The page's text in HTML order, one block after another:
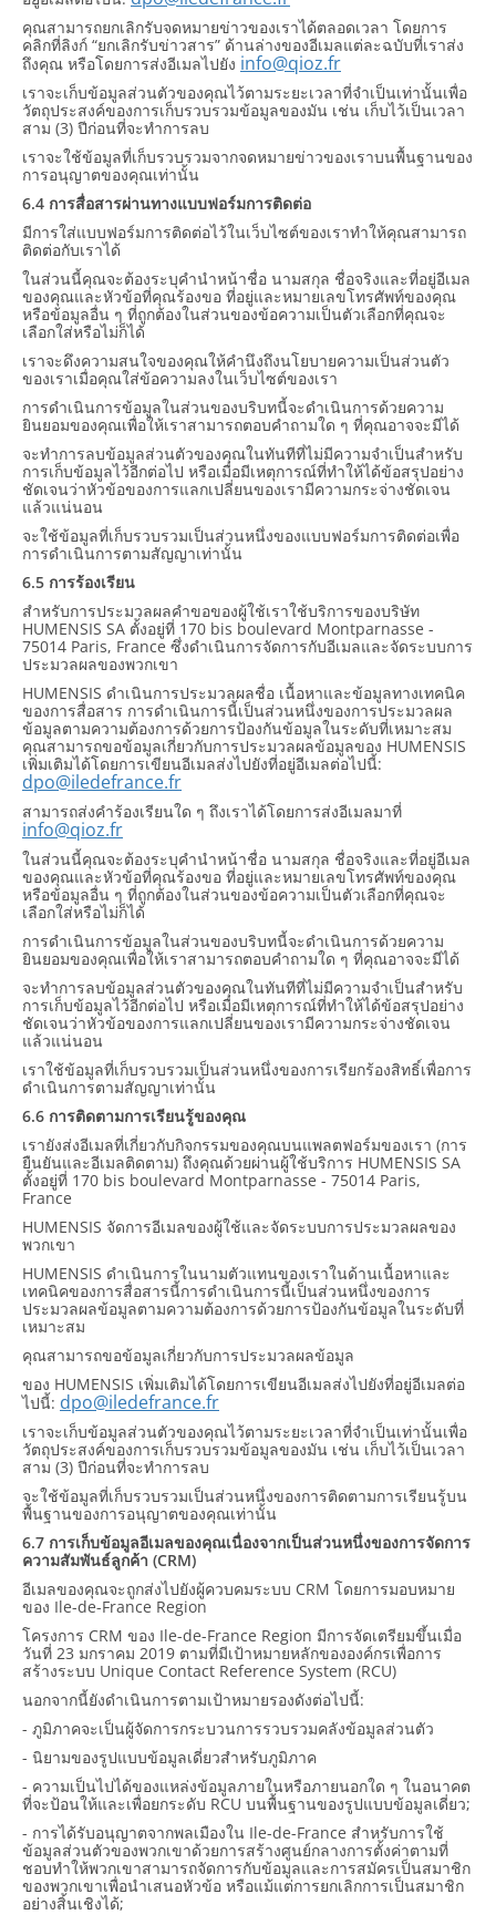
คุณสามารถยกเลิกรับจดหมายข่าวของเราได้ตลอดเวลา โดยการ
คลิกที่ลิงก์ “ยกเลิกรับข่าวสาร” ด้านล่างของอีเมลแต่ละฉบับที่เราส่ง
ถึงคุณ หรือโดยการส่งอีเมลไปยัง info@qioz.fr
เราจะเก็บข้อมูลส่วนตัวของคุณไว้ตามระยะเวลาที่จำเป็นเท่านั้นเพื่อ
วัตถุประสงค์ของการเก็บรวบรวมข้อมูลของมัน เช่น เก็บไว้เป็นเวลา
สาม (3) ปีก่อนที่จะทำการลบ
เราจะใช้ข้อมูลที่เก็บรวบรวมจากจดหมายข่าวของเราบนพื้นฐานของ
การอนุญาตของคุณเท่านั้น
6.4 การสื่อสารผ่านทางแบบฟอร์มการติดต่อ
มีการใส่แบบฟอร์มการติดต่อไว้ในเว็บไซต์ของเราทำให้คุณสามารถ
ติดต่อกับเราได้
ในส่วนนี้คุณจะต้องระบุคำนำหน้าชื่อ นามสกุล ชื่อจริงและที่อยู่อีเมล
ของคุณและหัวข้อที่คุณร้องขอ ที่อยู่และหมายเลขโทรศัพท์ของคุณ
หรือข้อมูลอื่น ๆ ที่ถูกต้องในส่วนของข้อความเป็นตัวเลือกที่คุณจะ
เลือกใส่หรือไม่ก็ได้
เราจะดึงความสนใจของคุณให้คำนึงถึงนโยบายความเป็นส่วนตัว
ของเราเมื่อคุณใส่ข้อความลงในเว็บไซต์ของเรา
การดำเนินการข้อมูลในส่วนของบริบทนี้จะดำเนินการด้วยความ
ยินยอมของคุณเพื่อให้เราสามารถตอบคำถามใด ๆ ที่คุณอาจจะมีได้
จะทำการลบข้อมูลส่วนตัวของคุณในทันทีที่ไม่มีความจำเป็นสำหรับ
การเก็บข้อมูลไว้อีกต่อไป หรือเมื่อมีเหตุการณ์ที่ทำให้ได้ข้อสรุปอย่าง
ชัดเจนว่าหัวข้อของการแลกเปลี่ยนของเรามีความกระจ่างชัดเจน
แล้วแน่นอน
จะใช้ข้อมูลที่เก็บรวบรวมเป็นส่วนหนึ่งของแบบฟอร์มการติดต่อเพื่อ
การดำเนินการตามสัญญาเท่านั้น
6.5 การร้องเรียน
สำหรับการประมวลผลคำขอของผู้ใช้เราใช้บริการของบริษัท
HUMENSIS SA ตั้งอยู่ที่ 170 bis boulevard Montparnasse -
75014 Paris, France ซึ่งดำเนินการจัดการกับอีเมลและจัดระบบการ
ประมวลผลของพวกเขา
HUMENSIS ดำเนินการประมวลผลชื่อ เนื้อหาและข้อมูลทางเทคนิค
ของการสื่อสาร การดำเนินการนี้เป็นส่วนหนึ่งของการประมวลผล
ข้อมูลตามความต้องการด้วยการป้องกันข้อมูลในระดับที่เหมาะสม
คุณสามารถขอข้อมูลเกี่ยวกับการประมวลผลข้อมูลของ HUMENSIS
เพิ่มเติมได้โดยการเขียนอีเมลส่งไปยังที่อยู่อีเมลต่อไปนี้:
dpo@iledefrance.fr
สามารถส่งคำร้องเรียนใด ๆ ถึงเราได้โดยการส่งอีเมลมาที่
info@qioz.fr
ในส่วนนี้คุณจะต้องระบุคำนำหน้าชื่อ นามสกุล ชื่อจริงและที่อยู่อีเมล
ของคุณและหัวข้อที่คุณร้องขอ ที่อยู่และหมายเลขโทรศัพท์ของคุณ
หรือข้อมูลอื่น ๆ ที่ถูกต้องในส่วนของข้อความเป็นตัวเลือกที่คุณจะ
เลือกใส่หรือไม่ก็ได้
การดำเนินการข้อมูลในส่วนของบริบทนี้จะดำเนินการด้วยความ
ยินยอมของคุณเพื่อให้เราสามารถตอบคำถามใด ๆ ที่คุณอาจจะมีได้
จะทำการลบข้อมูลส่วนตัวของคุณในทันทีที่ไม่มีความจำเป็นสำหรับ
การเก็บข้อมูลไว้อีกต่อไป หรือเมื่อมีเหตุการณ์ที่ทำให้ได้ข้อสรุปอย่าง
ชัดเจนว่าหัวข้อของการแลกเปลี่ยนของเรามีความกระจ่างชัดเจน
แล้วแน่นอน
เราใช้ข้อมูลที่เก็บรวบรวมเป็นส่วนหนึ่งของการเรียกร้องสิทธิ์เพื่อการ
ดำเนินการตามสัญญาเท่านั้น
6.6 การติดตามการเรียนรู้ของคุณ
เรายังส่งอีเมลที่เกี่ยวกับกิจกรรมของคุณบนแพลตฟอร์มของเรา (การ
ยืนยันและอีเมลติดตาม) ถึงคุณด้วยผ่านผู้ใช้บริการ HUMENSIS SA
ตั้งอยู่ที่ 170 bis boulevard Montparnasse - 75014 Paris,
France
HUMENSIS จัดการอีเมลของผู้ใช้และจัดระบบการประมวลผลของ
พวกเขา
HUMENSIS ดำเนินการในนามตัวแทนของเราในด้านเนื้อหาและ
เทคนิคของการสื่อสารนี้การดำเนินการนี้เป็นส่วนหนึ่งของการ
ประมวลผลข้อมูลตามความต้องการด้วยการป้องกันข้อมูลในระดับที่
เหมาะสม
คุณสามารถขอข้อมูลเกี่ยวกับการประมวลผลข้อมูล
ของ HUMENSIS เพิ่มเติมได้โดยการเขียนอีเมลส่งไปยังที่อยู่อีเมลต่อ
ไปนี้: dpo@iledefrance.fr
เราจะเก็บข้อมูลส่วนตัวของคุณไว้ตามระยะเวลาที่จำเป็นเท่านั้นเพื่อ
วัตถุประสงค์ของการเก็บรวบรวมข้อมูลของมัน เช่น เก็บไว้เป็นเวลา
สาม (3) ปีก่อนที่จะทำการลบ
จะใช้ข้อมูลที่เก็บรวบรวมเป็นส่วนหนึ่งของการติดตามการเรียนรู้บน
พื้นฐานของการอนุญาตของคุณเท่านั้น
6.7 การเก็บข้อมูลอีเมลของคุณเนื่องจากเป็นส่วนหนึ่งของการจัดการ
ความสัมพันธ์ลูกค้า (CRM)
อีเมลของคุณจะถูกส่งไปยังผู้ควบคมระบบ CRM โดยการมอบหมาย
ของ Ile-de-France Region
โครงการ CRM ของ Ile-de-France Region มีการจัดเตรียมขึ้นเมื่อ
วันที่ 23 มกราคม 2019 ตามที่มีเป้าหมายหลักขององค์กรเพื่อการ
สร้างระบบ Unique Contact Reference System (RCU)
นอกจากนี้ยังดำเนินการตามเป้าหมายรองดังต่อไปนี้:
- ภูมิภาคจะเป็นผู้จัดการกระบวนการรวบรวมคลังข้อมูลส่วนตัว
- นิยามของรูปแบบข้อมูลเดี่ยวสำหรับภูมิภาค
- ความเป็นไปได้ของแหล่งข้อมูลภายในหรือภายนอกใด ๆ ในอนาคต
ที่จะป้อนให้และเพื่อยกระดับ RCU บนพื้นฐานของรูปแบบข้อมูลเดี่ยว;
- การได้รับอนุญาตจากพลเมืองใน Ile-de-France สำหรับการใช้
ข้อมูลส่วนตัวของพวกเขาด้วยการสร้างศูนย์กลางการตั้งค่าตามที่
ชอบทำให้พวกเขาสามารถจัดการกับข้อมูลและการสมัครเป็นสมาชิก
ของพวกเขาเพื่อนำเสนอหัวข้อ หรือแม้แต่การยกเลิกการเป็นสมาชิก
อย่างสิ้นเชิงได้;